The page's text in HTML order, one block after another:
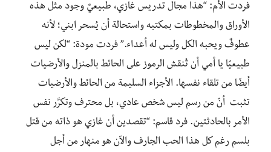
فردت الأم: “هذا مجال تدريس غازي، طبيعيٌ وجود مثل هذه
الأوراق والمخطوطات بمكتبه واستحالة أن يُسحر ابني؛ لأنه
عطوفٌ ويحبه الكل وليس له أعداء.” فردت مودة: “لكن ليس
طبيعيًا يا أمي أن تُنقش الرموز على الحائط بالمنزل والأرضيات
أيضًا من تلقاء نفسها. الأجزاء السليمة من الحائط والأرضيات
تثبت أنّ من رسم ليس شخص عادي، بل محترف وتكرَّر نفس
الأمر بالحادثتين. فرد قاسم: “تقصدين أن غازي هو ذاته من قتل
بلسم رغم كل هذا الحب الجارف والآن هو منهار من أجل